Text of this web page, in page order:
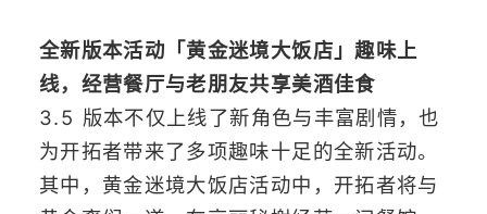
全新版本活动「黄金迷境大饭店」趣味上
线，经营餐厅与老朋友共享美酒佳食
3.5 版本不仅上线了新角色与丰富剧情，也
为开拓者带来了多项趣味十足的全新活动。
其中，黄金迷境大饭店活动中，开拓者将与